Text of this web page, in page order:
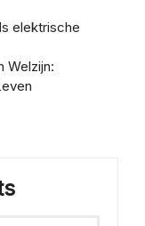
elektrische
Welzijn: